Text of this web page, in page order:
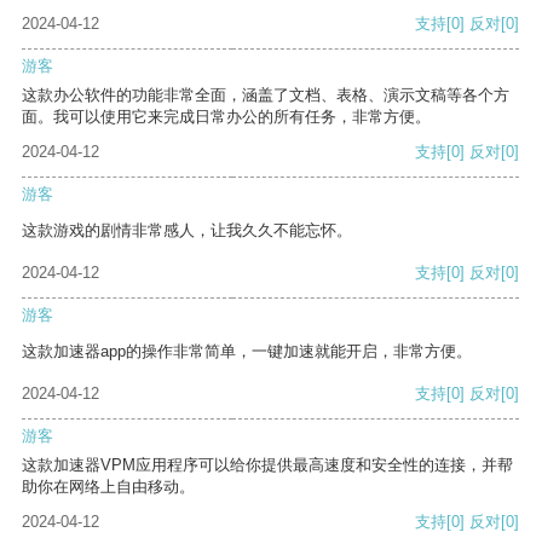
2024-04-12
支持[0] 反对[0]
游客
这款办公软件的功能非常全面，涵盖了文档、表格、演示文稿等各个方
面。我可以使用它来完成日常办公的所有任务，非常方便。
2024-04-12
支持[0] 反对[0]
游客
这款游戏的剧情非常感人，让我久久不能忘怀。
2024-04-12 支持[0] 反对[0]
游客
这款加速器app的操作非常简单，一键加速就能开启，非常方便。
2024-04-12 支持[0] 反对[0]
游客
这款加速器VPM应用程序可以给你提供最高速度和安全性的连接，并帮
助你在网络上自由移动。
2024-04-12
支持[0] 反对[0]